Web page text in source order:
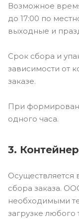
Возможное
до 17:00 по
выходные и
Срок сбора и
зависимости от
заказе.
При
одного часа.
3.
Осуществляется
сбора заказа.
необходимыми
загрузке любого